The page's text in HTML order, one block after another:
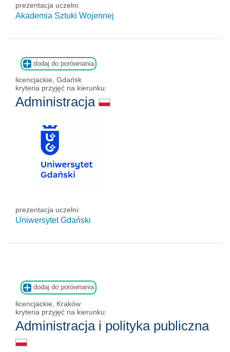
prezentacja uczelni:
Akademia Sztuki Wojennej
dodaj do porównania
licencjackie, Gdańsk
kryteria przyjęć na kierunku:
Administracja
prezentacja uczelni:
Uniwersytet Gdański
dodaj do porównania
licencjackie, Kraków
kryteria przyjęć na kierunku:
Administracja i polityka publiczna